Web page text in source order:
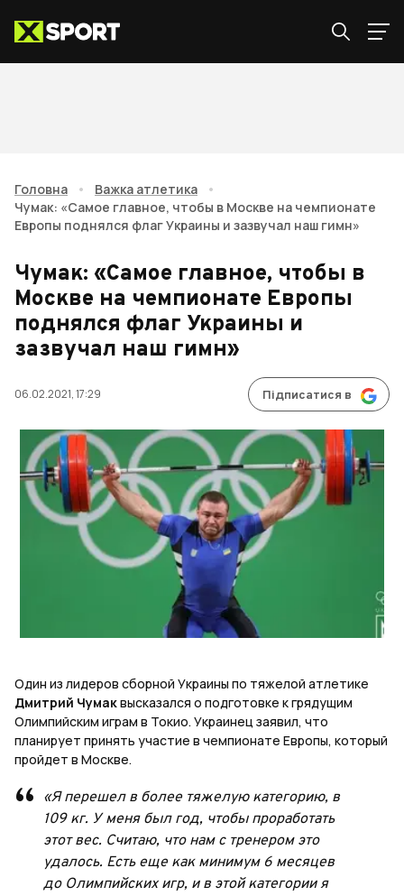
Головна • Важка атлетика
•
Чумак: «Самое главное, чтобы в Москве на чемпионате
Европы поднялся флаг Украины и зазвучал наш гимн»
Чумак: «Самое главное, чтобы в
Москве на чемпионате Европы
поднялся флаг Украины и
зазвучал наш гимн»
06.02.2021, 17:29 Підписатися в
Один из лидеров сборной Украины по тяжелой атлетике
Дмитрий Чумаквысказался о подготовке к грядущим
Олимпийским играм в Токио. Украинец заявил, что
планирует принять участие в чемпионате Европы, который
пройдет в Москве.
«Я перешел в более тяжелую категорию, в
109 кг. У меня был год, чтобы проработать
этот вес. Считаю, что нам с тренером это
удалось. Есть еще как минимум 6 месяцев
до Олимпийских игр, и в этой категории я